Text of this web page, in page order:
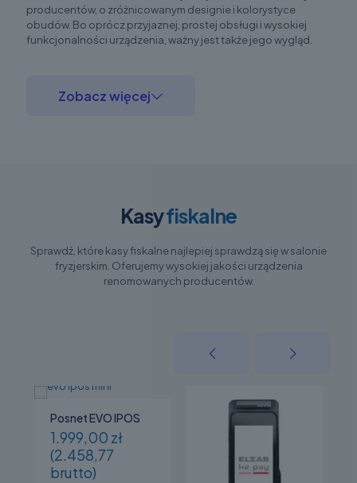
producentów, o zróżnicowanym designie i kolorystyce
obudów. Bo oprócz przyjaznej, prostej obsługi i wysokiej
funkcjonalności urządzenia, ważny jest także jego wygląd.
Zobacz więcej
Kasyfiskalne
Sprawdź, które kasy fiskalne najlepiej sprawdzą się w salonie
fryzjerskim. Oferujemy wysokiej jakości urządzenia
renomowanych producentów.
Posnet EVO IPOS
1.999,00 zł
(2.458,77
brutto)